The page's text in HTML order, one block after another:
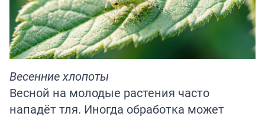
Весенние хлопоты
Весной на молодые растения часто
нападёт тля. Иногда обработка может